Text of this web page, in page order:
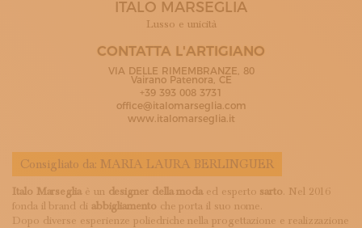
ISCRIVITI ALLA NEWSLETTER
LOGIN
ITALO MARSEGLIA
Lusso e unicità
CONTATTA L'ARTIGIANO
VIA DELLE RIMEMBRANZE, 80
Vairano Patenora, CE
+39 393 008 3731
office@italomarseglia.com
www.italomarseglia.it
Consigliato da: MARIA LAURA BERLINGUER
Italo Marsegliaè un designer della modaed esperto sarto. Nel 2016
fonda il brand di abbigliamento che porta il suo nome.
Dopo diverse esperienze poliedriche nella progettazione e realizzazione